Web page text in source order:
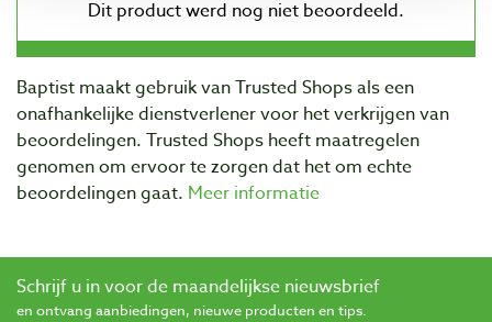
Baptist maakt gebruik van Trusted Shops als een
onafhankelijke dienstverlener voor het verkrijgen van
beoordelingen. Trusted Shops heeft maatregelen
genomen om ervoor te zorgen dat het om echte
beoordelingen gaat. Meer informatie
Schrijf u in voor de maandelijkse nieuwsbrief
en ontvang aanbiedingen, nieuwe producten en tips.